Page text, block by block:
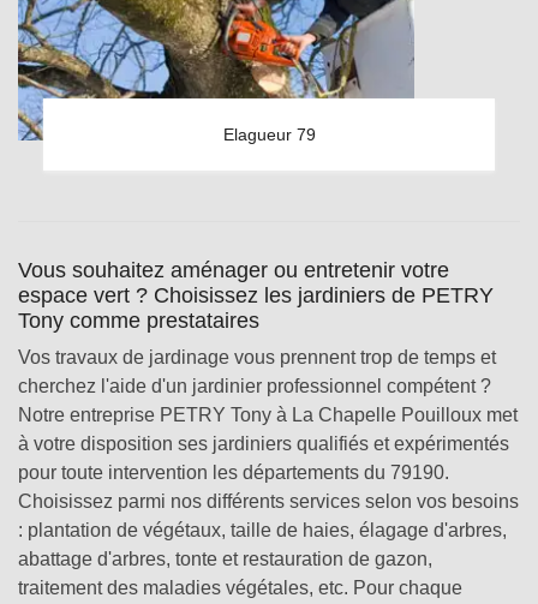
Elagueur 79
Vous souhaitez aménager ou entretenir votre
espace vert ? Choisissez les jardiniers de PETRY
Tony comme prestataires
Vos travaux de jardinage vous prennent trop de temps et
cherchez l'aide d'un jardinier professionnel compétent ?
Notre entreprise PETRY Tony à La Chapelle Pouilloux met
à votre disposition ses jardiniers qualifiés et expérimentés
pour toute intervention les départements du 79190.
Choisissez parmi nos différents services selon vos besoins
: plantation de végétaux, taille de haies, élagage d'arbres,
abattage d'arbres, tonte et restauration de gazon,
traitement des maladies végétales, etc. Pour chaque